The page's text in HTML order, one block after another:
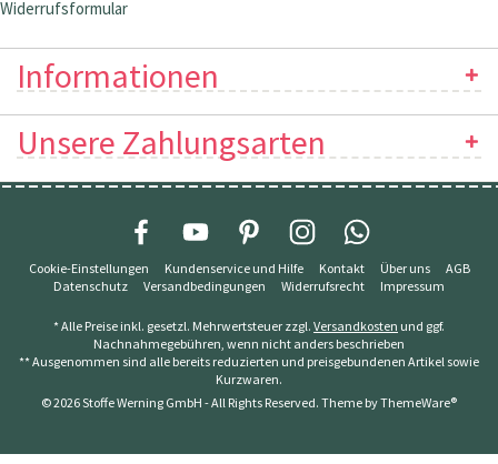
Widerrufsformular
Informationen
Unsere Zahlungsarten
Cookie-Einstellungen Kundenservice und Hilfe Kontakt Über uns
AGB
Datenschutz
Versandbedingungen Widerrufsrecht Impressum
* Alle Preise inkl. gesetzl. Mehrwertsteuer zzgl. Versandkosten und ggf.
Nachnahmegebühren, wenn nicht anders beschrieben
** Ausgenommen sind alle bereits reduzierten und preisgebundenen Artikel sowie
Kurzwaren.
© 2026 Stoffe Werning GmbH - All Rights Reserved. Theme byThemeWare®